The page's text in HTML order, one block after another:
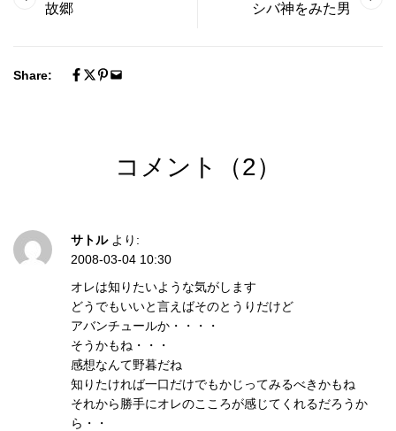
故郷 シバ神をみた男
Share:
コメント（2）
サトル より:
2008-03-04 10:30
オレは知りたいような気がします
どうでもいいと言えばそのとうりだけど
アバンチュールか・・・・
そうかもね・・・
感想なんて野暮だね
知りたければ一口だけでもかじってみるべきかもね
それから勝手にオレのこころが感じてくれるだろうか
ら・・